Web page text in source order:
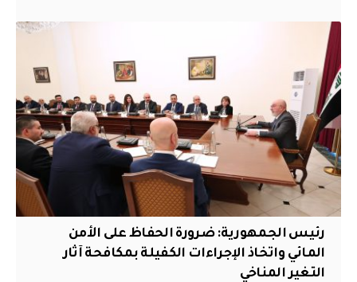
رئيس الجمهورية: ضرورة الحفاظ على الأمن
المائي واتخاذ الإجراءات الكفيلة بمكافحة آثار
التغير المناخي